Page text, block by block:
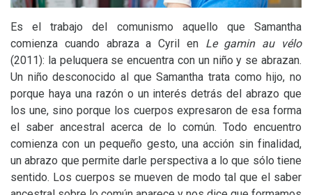
Es el trabajo del comunismo aquello que Samantha
comienza cuando abraza a Cyril en Le gamin au vélo
(2011): la peluquera se encuentra con un niño y se abrazan.
Un niño desconocido al que Samantha trata como hijo, no
porque haya una razón o un interés detrás del abrazo que
los une, sino porque los cuerpos expresaron de esa forma
el saber ancestral acerca de lo común. Todo encuentro
comienza con un pequeño gesto, una acción sin finalidad,
un abrazo que permite darle perspectiva a lo que sólo tiene
sentido. Los cuerpos se mueven de modo tal que el saber